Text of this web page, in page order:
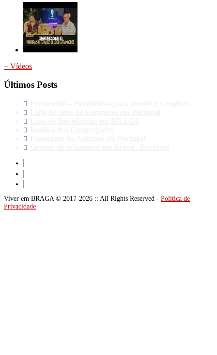
+ Vídeos
Últimos Posts
Viver em BRAGA © 2017-2026 :: All Rights Reserved - Política de
Privacidade